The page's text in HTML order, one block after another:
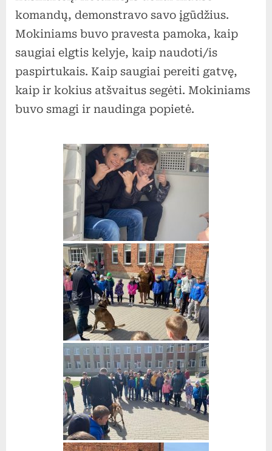
komandų, demonstravo savo įgūdžius.
Mokiniams buvo pravesta pamoka, kaip
saugiai elgtis kelyje, kaip naudoti/is
paspirtukais. Kaip saugiai pereiti gatvę,
kaip ir kokius atšvaitus segėti. Mokiniams
buvo smagi ir naudinga popietė.